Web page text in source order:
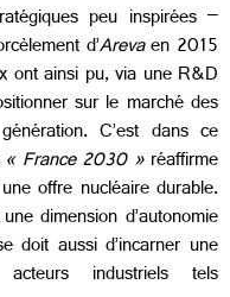
peu inspirées –
d’Arevaen 2015
ont ainsi pu, via une R&D
sur le marché des
C’est dans ce
« France 2030 »réaffirme
offre nucléaire durable.
dimension d’autonomie
doit aussi d’incarner une
industriels tels